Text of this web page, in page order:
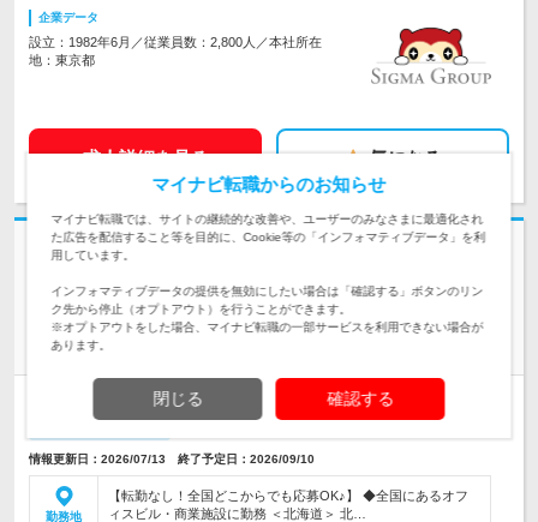
企業データ
設立：1982年6月／従業員数：2,800人／本社所在
地：東京都
求人詳細を見る 気になる
志望動機・自己PR不要
大歓迎！
50代の新人が毎月誕生中！施設の【警備スタッフ】＊面接1
回！
職種・業種未経験OK 第二新卒歓迎
情報更新日：2026/07/13 終了予定日：2026/09/10
勤務地
【転勤なし！全国どこからでも応募OK♪】 ◆全国にあるオフ
ィスビル・商業施設に勤務 ＜北海道＞ 北…
マイナビ転職からのお知らせ
マイナビ転職では、サイトの継続的な改善や、ユーザーのみなさまに最適化され
た広告を配信すること等を目的に、Cookie等の「インフォマティブデータ」を利
用しています。
インフォマティブデータの提供を無効にしたい場合は「確認する」ボタンのリン
ク先から停止（オプトアウト）を行うことができます。
※オプトアウトをした場合、マイナビ転職の一部サービスを利用できない場合が
あります。
閉じる 確認する